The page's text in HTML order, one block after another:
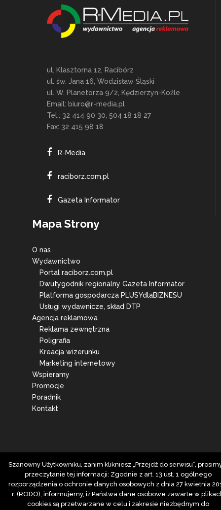
ul. Klasztorna 12, Racibórz
ul. św. Jana 16, Wodzisław Śląski
ul. W. Planetorza 9/2, Kędzierzyn-Koźle
Email: biuro@r-media.pl
Tel.: 32 414 90 30, 504 18 18 27
Fax: 32 415 98 18
R-Media
raciborz.com.pl
Gazeta Informator
Mapa Strony
O nas
Wydawnictwo
Portal raciborz.com.pl
Dwutygodnik regionalny Gazeta Informator
Platforma gospodarcza PLUSYdlaBIZNESU
Usługi wydawnicze, skład DTP
Agencja reklamowa
Reklama zewnętrzna
Poligrafia
Kreacja wizerunku
Marketing internetowy
Wspieramy
Promocje
Poradnik
Kontakt
Szanowny Użytkowniku, zanim klikniesz „Przejdź do serwisu”,
przeczytanie tej informacji: Zgodnie z art. 13 ust. 1 ogólnego
rozporządzenia o ochronie danych osobowych z dnia 27 kwietnia
r. (RODO), informujemy, iż Państwa dane osobowe zawarte w
cookies są przetwarzane w celu i zakresie niezbędnym do